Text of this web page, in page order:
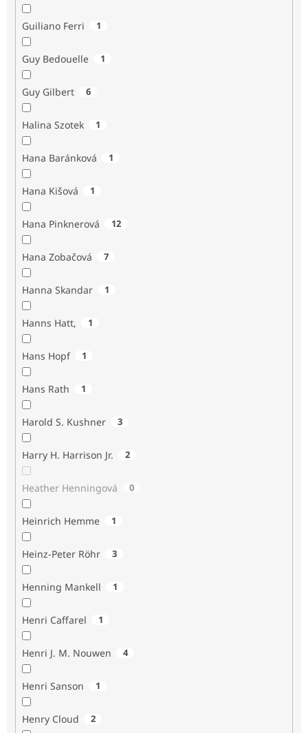
Guiliano Ferri 1
Guy Bedouelle 1
Guy Gilbert 6
Halina Szotek 1
Hana Baránková 1
Hana Kišová 1
Hana Pinknerová 12
Hana Zobačová 7
Hanna Skandar 1
Hanns Hatt, 1
Hans Hopf 1
Hans Rath 1
Harold S. Kushner 3
Harry H. Harrison Jr. 2
Heather Henningová 0
Heinrich Hemme 1
Heinz-Peter Röhr 3
Henning Mankell 1
Henri Caffarel 1
Henri J. M. Nouwen 4
Henri Sanson 1
Henry Cloud 2